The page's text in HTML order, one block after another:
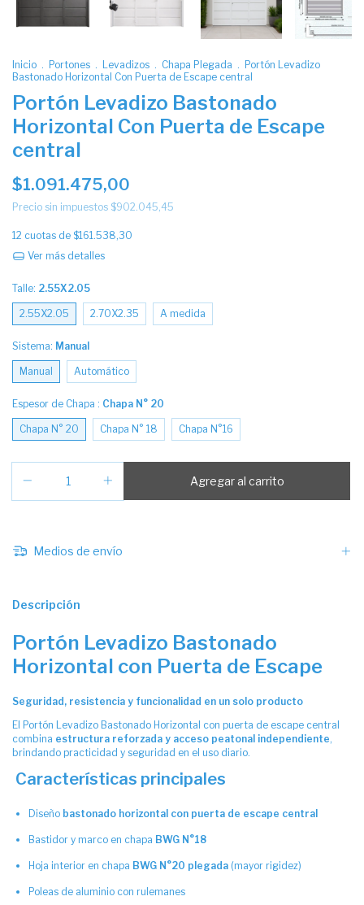
Inicio . Portones . Levadizos . Chapa Plegada . Portón Levadizo
Bastonado Horizontal Con Puerta de Escape central
Portón Levadizo Bastonado
Horizontal Con Puerta de Escape
central
$1.091.475,00
Precio sin impuestos $902.045,45
12 cuotas de $161.538,30
Ver más detalles
Talle: 2.55X2.05
2.55X2.05 2.70X2.35 A medida
Sistema: Manual
Manual Automático
Espesor de Chapa : Chapa N° 20
Chapa N° 20 Chapa N° 18 Chapa N°16
Medios de envío
Descripción
Portón Levadizo Bastonado
Horizontal con Puerta de Escape
Seguridad, resistencia y funcionalidad en un solo producto
El Portón Levadizo Bastonado Horizontal con puerta de escape central
combina estructura reforzada y acceso peatonal independiente,
brindando practicidad y seguridad en el uso diario.
Características principales
Diseño bastonado horizontal con puerta de escape central
Bastidor y marco en chapa BWG N°18
Hoja interior en chapa BWG N°20 plegada (mayor rigidez)
Poleas de aluminio con rulemanes